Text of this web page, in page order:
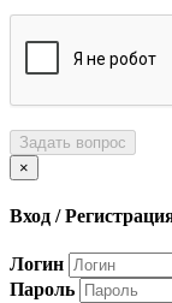
Задать вопрос
×
Вход /
Логин
Пароль